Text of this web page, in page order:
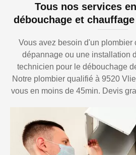
Tous nos services
débouchage et
Vous avez besoin d'un plombier
dépannage ou une installation
technicien pour le débouchage
Notre plombier qualifié à 9520
vous en moins de 45min. Devis